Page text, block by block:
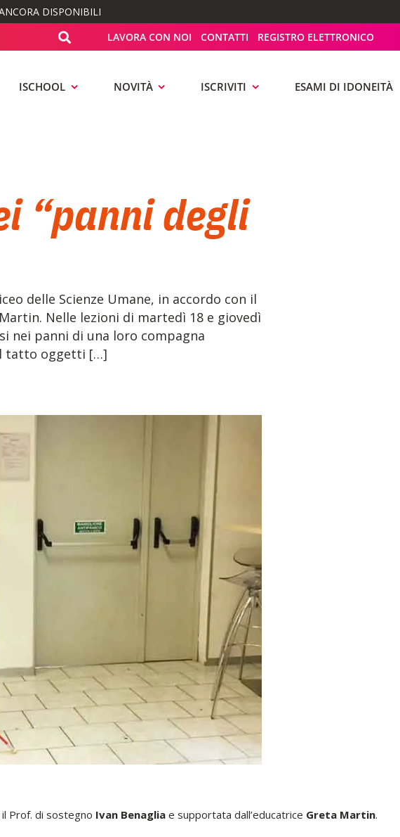
DISPONIBILI
LAVORA CON NOI
CONTATTI REGISTRO ELETTRONICO
ISCHOOL NOVITÀ ISCRIVITI ESAMI DI IDONEITÀ
“panni degli
delle Scienze Umane, in accordo con il
Nelle lezioni di martedì 18 e giovedì
nei panni di una loro compagna
tatto oggetti […]
Prof. di sostegno Ivan Benagliae supportata dall’educatrice Greta Martin.